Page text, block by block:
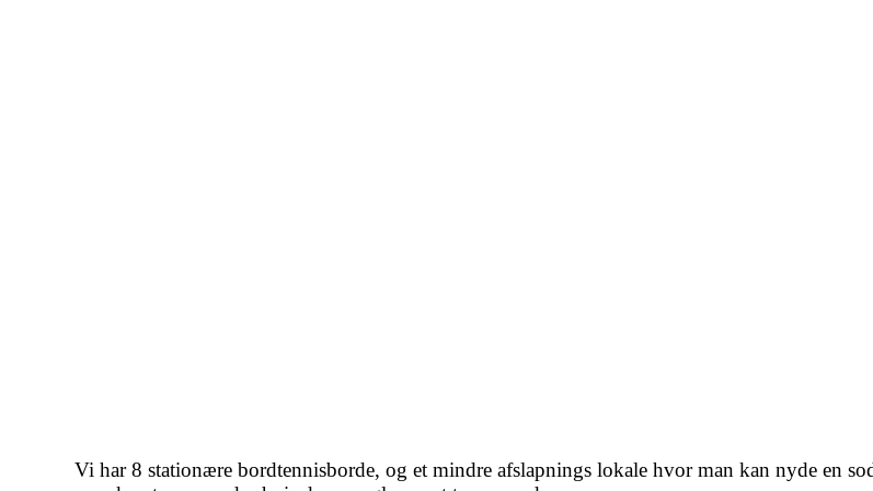
Vi har 8 stationære bordtennisborde, og et mindre afslapnings lokale hvor man kan nyde en